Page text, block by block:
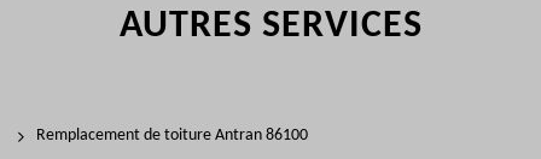
AUTRES SERVICES
Remplacement de toiture Antran 86100